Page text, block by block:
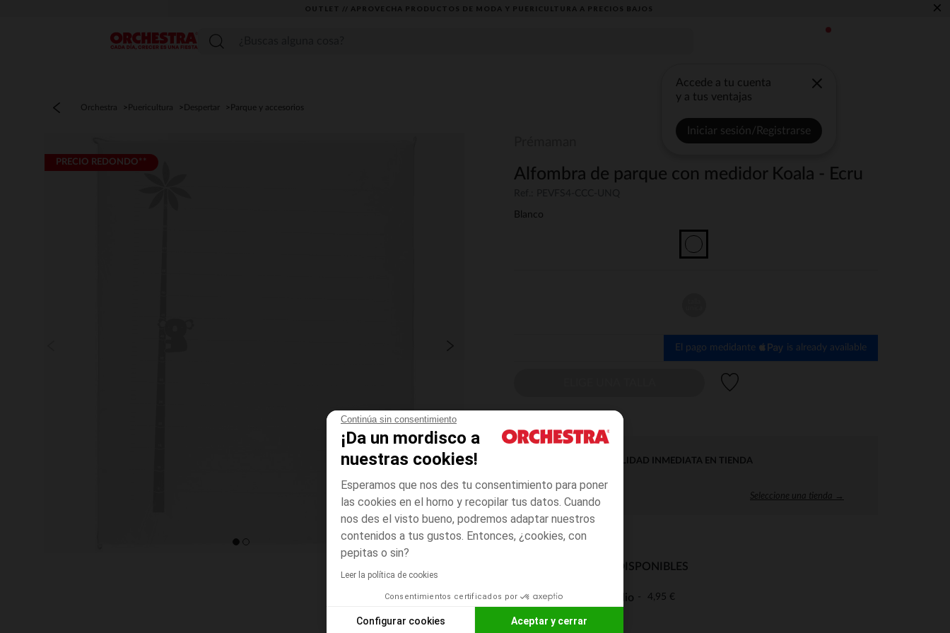
Continúa sin consentimiento
¡Da un mordisco a
nuestras cookies!
Esperamos que nos des tu consentimiento para poner
las cookies en el horno y recopilar tus datos. Cuando
nos des el visto bueno, podremos adaptar nuestros
contenidos a tus gustos. Entonces, ¿cookies, con
pepitas o sin?
Leer la política de cookies
Consentimientos certificados por
Configurar cookies Aceptar y cerrar
OUTLET // APROVECHA PRODUCTOS DE MODA Y PUERICULTURA A PRECIOS BAJOS ×
Menú
Accede a tu cuenta
y a tus ventajas
Iniciar sesión/Registrarse
Orchestra Puericultura Despertar Parque y accesorios
PRECIO REDONDO**
Alfombra de parque con medidor Koala - Ecru
Blanco
El pago medidante is already available
DISPONIBILIDAD INMEDIATA EN TIENDA
Seleccione una tienda →
MODOS DE ENVÍO DISPONIBLES
Entrega a domicilio 4,95 €